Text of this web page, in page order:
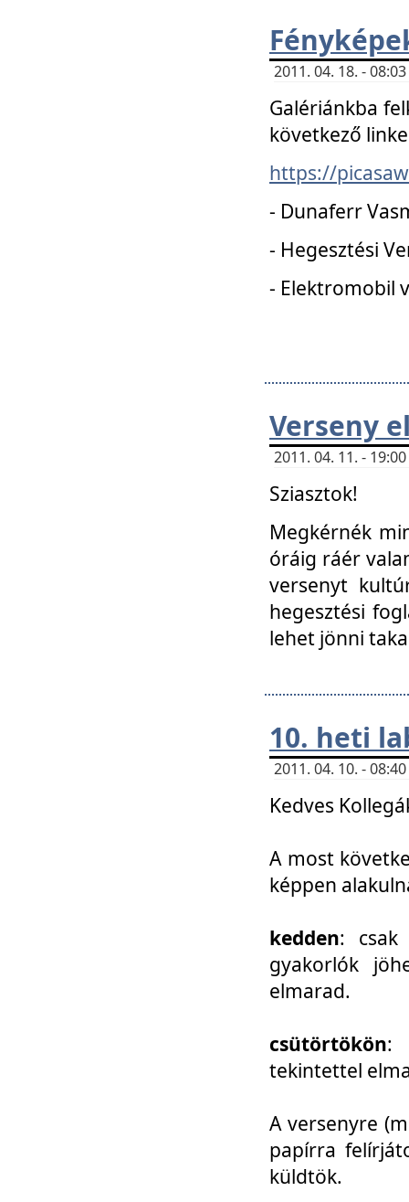
2011. 04. 18. -
Galériánkba
következő
https://
- Dunaferr
- Hegesztési
- Elektromobil
Verseny
2011. 04. 11. -
Sziasztok!
Megkérnék
óráig ráér
versenyt
hegesztési
lehet jönni
10. heti
2011. 04. 10. -
Kedves
A most
képpen
kedden: csak
gyakorlók
elmarad.
csütörtökön:
tekintettel
A versenyre
papírra
küldtök.